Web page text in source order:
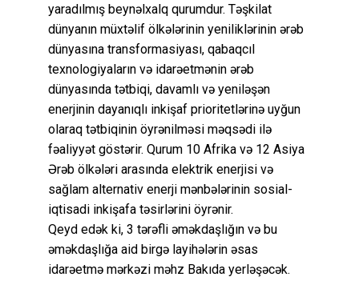
yaradılmış beynəlxalq qurumdur. Təşkilat
dünyanın müxtəlif ölkələrinin yeniliklərinin ərəb
dünyasına transformasiyası, qabaqcıl
texnologiyaların və idarəetmənin ərəb
dünyasında tətbiqi, davamlı və yeniləşən
enerjinin dayanıqlı inkişaf prioritetlərinə uyğun
olaraq tətbiqinin öyrənilməsi məqsədi ilə
fəaliyyət göstərir. Qurum 10 Afrika və 12 Asiya
Ərəb ölkələri arasında elektrik enerjisi və
sağlam alternativ enerji mənbələrinin sosial-
iqtisadi inkişafa təsirlərini öyrənir.
Qeyd edək ki, 3 tərəfli əməkdaşlığın və bu
əməkdaşlığa aid birgə layihələrin əsas
idarəetmə mərkəzi məhz Bakıda yerləşəcək.